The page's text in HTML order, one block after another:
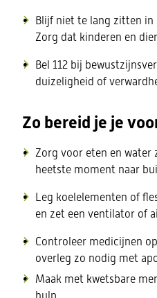
Blijf niet te lang zitten in
Zorg dat kinderen en
Bel 112 bij
duizeligheid of
Zo bereid je je
Zorg voor eten en water
heetste moment naar
Leg koelelementen of
en zet een ventilator of
Controleer medicijnen
overleg zo nodig met
Maak met kwetsbare